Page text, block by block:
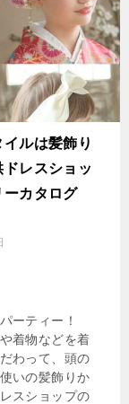
ルは髪飾り
レスショッ
ーカタログ
パーティー！
着物などを着
わって、頭の
いの髪飾りか
スショップの